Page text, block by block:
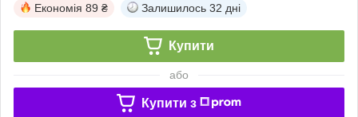
Економія 89 ₴ Залишилось 32 дні
Купити
або
Купити з